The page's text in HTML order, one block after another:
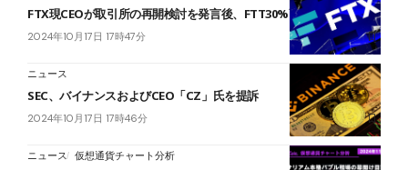
FTX現CEOが取引所の再開検討を発言後、FTT30%高騰
2024年10月17日 17時47分
ニュース
SEC、バイナンスおよびCEO「CZ」氏を提訴
2024年10月17日 17時46分
ニュース 仮想通貨チャート分析